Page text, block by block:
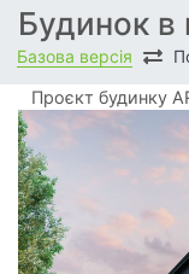
Будинок в
Базова версія
Проєкт будинку